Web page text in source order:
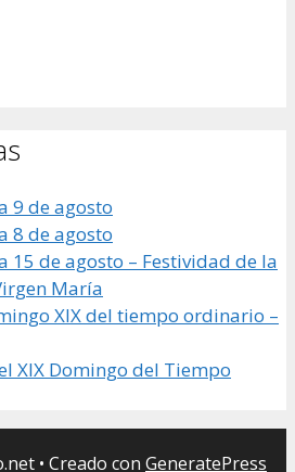
9 de agosto
8 de agosto
15 de agosto – Festividad de la
María
XIX del tiempo ordinario –
XIX Domingo del Tiempo
• Creado con GeneratePress